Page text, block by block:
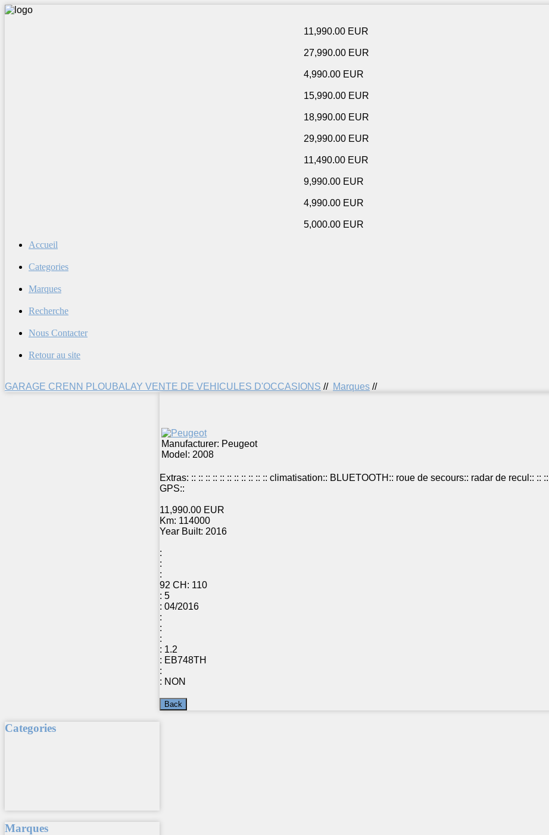
11,990.00 EUR
27,990.00 EUR
4,990.00 EUR
15,990.00 EUR
18,990.00 EUR
29,990.00 EUR
11,490.00 EUR
9,990.00 EUR
4,990.00 EUR
5,000.00 EUR
Accueil
Categories
Marques
Recherche
Nous Contacter
Retour au site
GARAGE CRENN PLOUBALAY VENTE DE VEHICULES D'OCCASIONS // Marques //
Manufacturer: Peugeot
Model: 2008
Extras: :: :: :: :: :: :: :: :: :: :: :: climatisation:: BLUETOOTH:: roue de secours:: radar de recul:: :: ::
GPS::
11,990.00 EUR
Km: 114000
Year Built: 2016
:
:
:
92 CH: 110
: 5
: 04/2016
:
:
:
: 1.2
: EB748TH
:
: NON
Categories
Marques